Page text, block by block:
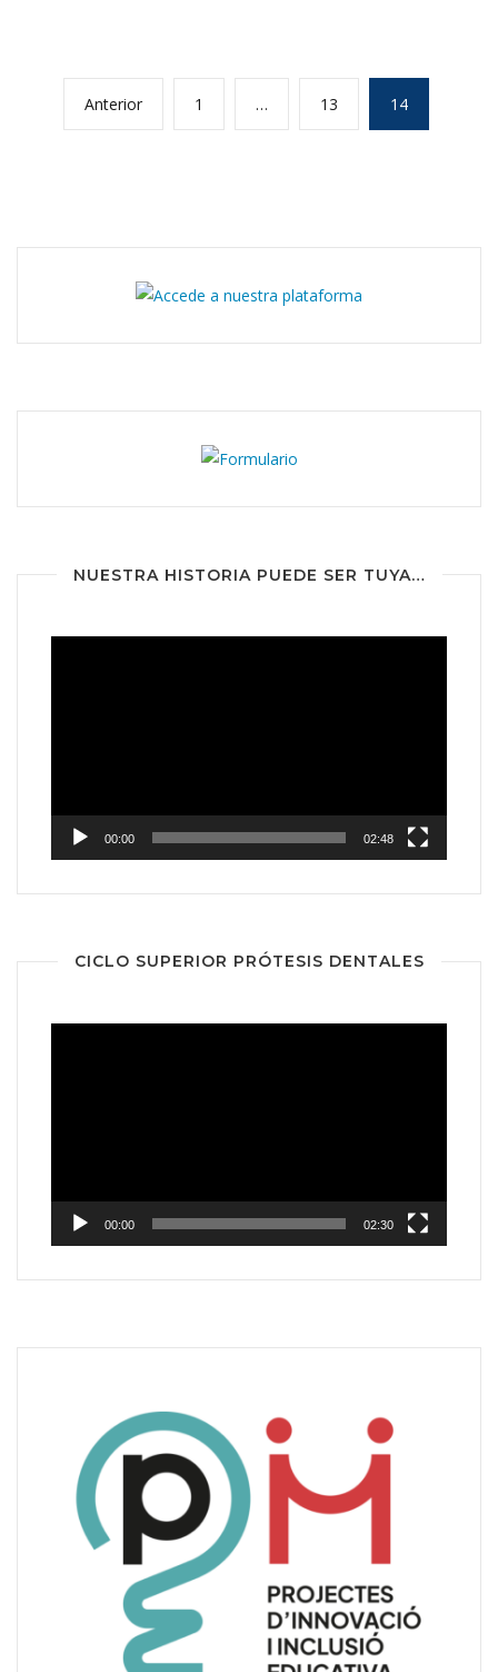
Anterior 1 … 13 14
NUESTRA HISTORIA PUEDE SER TUYA…
00:00 02:48
CICLO SUPERIOR PRÓTESIS DENTALES
00:00 02:30